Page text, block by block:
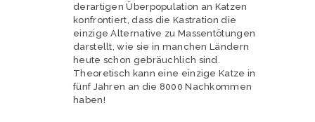
derartigen Überpopulation an Katzen
konfrontiert, dass die Kastration die
einzige Alternative zu Massentötungen
darstellt, wie sie in manchen Ländern
heute schon gebräuchlich sind.
Theoretisch kann eine einzige Katze in
fünf Jahren an die 8000 Nachkommen
haben!